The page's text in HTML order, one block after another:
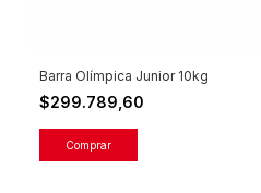
Barra Olímpica Junior 10kg
$299.789,60